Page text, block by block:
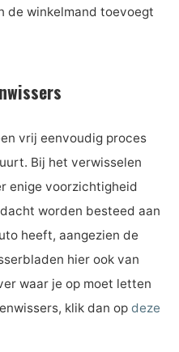
de winkelmand toevoegt
vrij eenvoudig proces
Bij het verwisselen
enige voorzichtigheid
worden besteed aan
heeft, aangezien de
hier ook van
waar je op moet letten
klik dan opdeze